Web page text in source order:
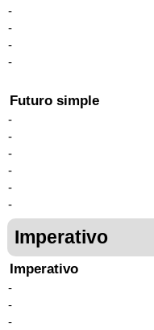
-
-
-
-
Futuro simple
-
-
-
-
-
-
Imperativo
Imperativo
-
-
-